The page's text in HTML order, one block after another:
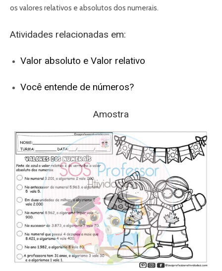
os valores relativos e absolutos dos numerais.
Atividades relacionadas em:
Valor absoluto e Valor relativo
Você entende de números? ⁣
Amostra